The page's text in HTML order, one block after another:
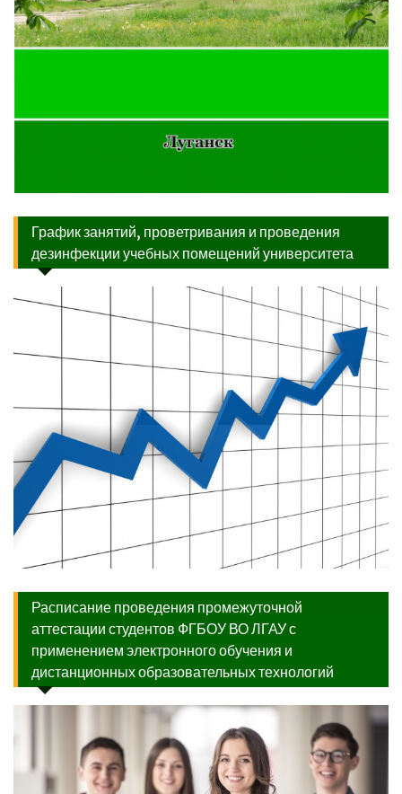
График занятий, проветривания и проведения
дезинфекции учебных помещений университета
Расписание проведения промежуточной
аттестации студентов ФГБОУ ВО ЛГАУ с
применением электронного обучения и
дистанционных образовательных технологий